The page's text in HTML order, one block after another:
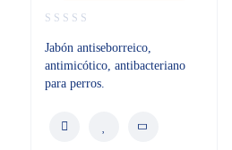
Jabón antiseborreico,
antimicótico, antibacteriano
para perros.